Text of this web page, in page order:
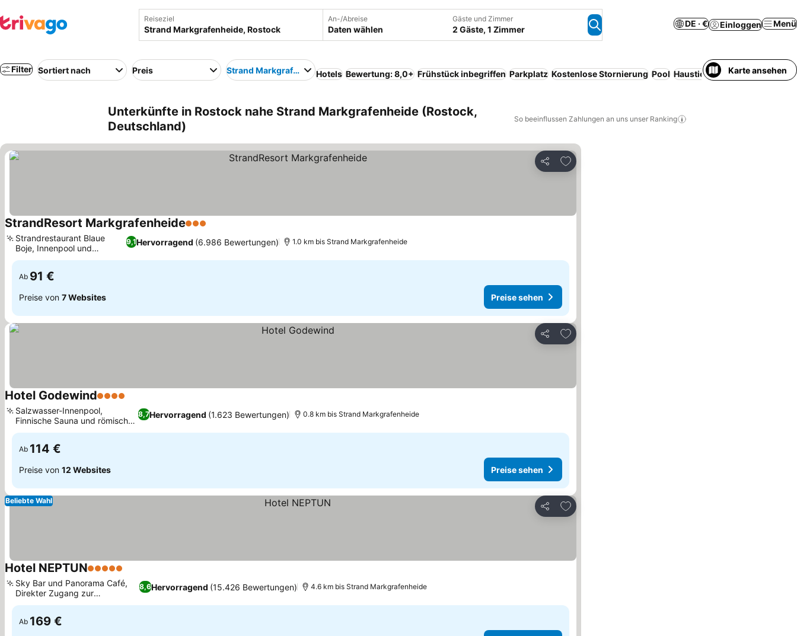
Reiseziel An-/Abreise
Daten wählen
Gäste und Zimmer
2 Gäste, 1 Zimmer
DE · € Einloggen Menü
Filter Sortiert nach Preis Strand MarkgrafenheideHotels Bewertung: 8,0+ Frühstück inbegriffen Parkplatz Kostenlose Stornierung Pool Haustiere erlaubt Serviced
Karte ansehen
Unterkünfte in Rostock nahe Strand Markgrafenheide (Rostock,
Deutschland)
So beeinflussen Zahlungen an uns unser Ranking
Teilen
Zu Favoriten hinzufügen
StrandResort Markgrafenheide3 Sterne
9,1Hervorragend (6.986 Bewertungen)
Strandrestaurant Blaue
Boje, Innenpool und
Wellnessoase
1.0 km bis Strand Markgrafenheide
Ab 91 €
Preise von 7 Websites Preise sehen
Teilen
Zu Favoriten hinzufügen
Hotel Godewind4 Sterne
8,7Hervorragend (1.623 Bewertungen)
Salzwasser-Innenpool,
Finnische Sauna und römisches
Dampfbad
0.8 km bis Strand Markgrafenheide
Ab 114 €
Preise von 12 Websites Preise sehen
Teilen
Zu Favoriten hinzufügen
Beliebte Wahl
Hotel NEPTUN5 Sterne
8,6Hervorragend (15.426 Bewertungen)
Sky Bar und Panorama Café,
Direkter Zugang zur
Strandpromenade
4.6 km bis Strand Markgrafenheide
Ab 169 €